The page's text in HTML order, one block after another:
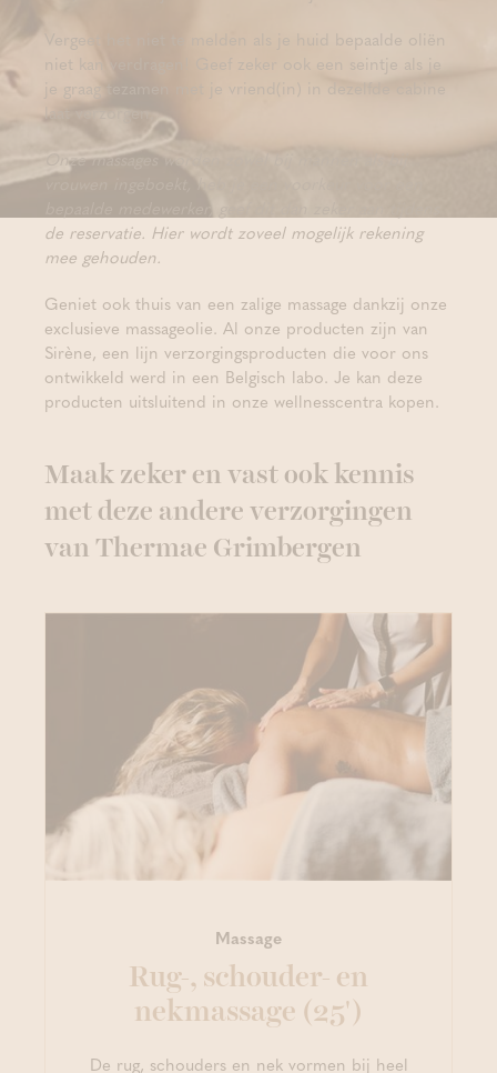
Vergeet het niet te melden als je huid bepaalde oliën
niet kan verdragen! Geef zeker ook een seintje als je
je graag tezamen met je vriend(in) in dezelfde cabine
laat verzorgen.
Onze massages worden zowel bij mannen als bij
de reservatie. Hier wordt zoveel mogelijk rekening
mee gehouden.
Geniet ook thuis van een zalige massage dankzij onze
exclusieve massageolie. Al onze producten zijn van
Sirène, een lijn verzorgingsproducten die voor ons
ontwikkeld werd in een Belgisch labo. Je kan deze
producten uitsluitend in onze wellnesscentra kopen.
Maak zeker en vast ook kennis
met deze andere verzorgingen
van Thermae Grimbergen
Massage
Rug-, schouder- en
nekmassage (25')
De rug, schouders en nek vormen bij heel